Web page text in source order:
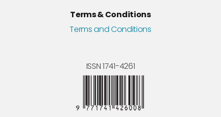
Terms & Conditions
Terms and Conditions
ISSN 1741-4261